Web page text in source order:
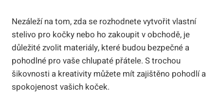
Nezáleží na tom, zda se rozhodnete vytvořit vlastní
stelivo pro kočky nebo ho zakoupit v obchodě, je
důležité zvolit materiály, které budou bezpečné a
pohodlné pro vaše chlupaté přátele. S trochou
šikovnosti a kreativity můžete mít zajištěno pohodlí a
spokojenost vašich koček.